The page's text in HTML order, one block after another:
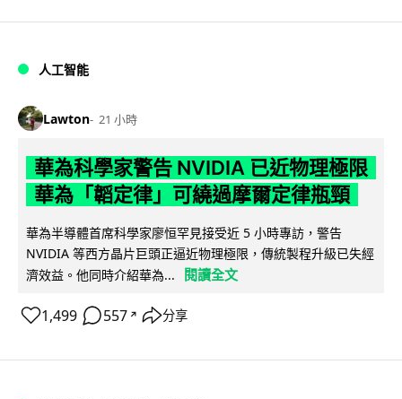
人工智能
Lawton 21 小時
華為科學家警告 NVIDIA 已近物理極限
華為「韜定律」可繞過摩爾定律瓶頸
華為半導體首席科學家廖恒罕見接受近 5 小時專訪，警告
NVIDIA 等西方晶片巨頭正逼近物理極限，傳統製程升級已失經
濟效益。他同時介紹華為...
閱讀全文
1,499 557 ↗ 分享